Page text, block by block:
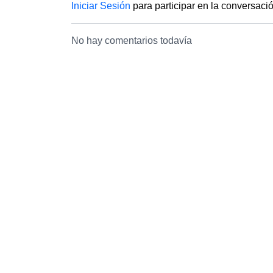
Iniciar Sesión para participar en la
No hay comentarios todavía